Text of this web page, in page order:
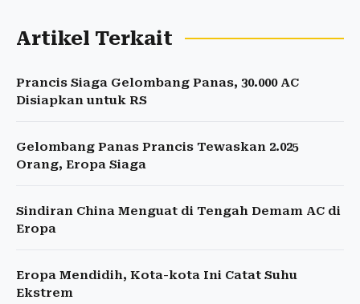
Artikel Terkait
Prancis Siaga Gelombang Panas, 30.000 AC
Disiapkan untuk RS
Gelombang Panas Prancis Tewaskan 2.025
Orang, Eropa Siaga
Sindiran China Menguat di Tengah Demam AC di
Eropa
Eropa Mendidih, Kota-kota Ini Catat Suhu
Ekstrem